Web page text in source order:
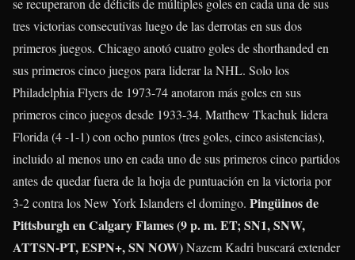
se recuperaron de déficits de múltiples goles en cada una de sus
tres victorias consecutivas luego de las derrotas en sus dos
primeros juegos. Chicago anotó cuatro goles de shorthanded en
sus primeros cinco juegos para liderar la NHL. Solo los
Philadelphia Flyers de 1973-74 anotaron más goles en sus
primeros cinco juegos desde 1933-34. Matthew Tkachuklidera
Florida (4 -1-1) con ocho puntos (tres goles, cinco asistencias),
incluido al menos uno en cada uno de sus primeros cinco partidos
antes de quedar fuera de la hoja de puntuación en la victoria por
3-2 contra los New York Islanders el domingo. Pingüinos de
Pittsburgh en Calgary Flames (9 p. m. ET; SN1, SNW,
ATTSN-PT, ESPN+, SN NOW)Nazem Kadribuscará extender